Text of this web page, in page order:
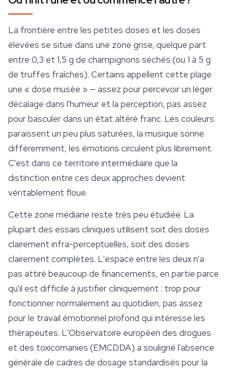
La frontière entre les petites doses et les doses
élevées se situe dans une zone grise, quelque part
entre 0,3 et 1,5 g de champignons séchés (ou 1 à 5 g
de truffes fraîches). Certains appellent cette plage
une « dose musée » — assez pour percevoir un léger
décalage dans l'humeur et la perception, pas assez
pour basculer dans un état altéré franc. Les couleurs
paraissent un peu plus saturées, la musique sonne
différemment, les émotions circulent plus librement.
C'est dans ce territoire intermédiaire que la
distinction entre ces deux approches devient
véritablement floue.
Cette zone médiane reste très peu étudiée. La
plupart des essais cliniques utilisent soit des doses
clairement infra-perceptuelles, soit des doses
clairement complètes. L'espace entre les deux n'a
pas attiré beaucoup de financements, en partie parce
qu'il est difficile à justifier cliniquement : trop pour
fonctionner normalement au quotidien, pas assez
pour le travail émotionnel profond qui intéresse les
thérapeutes. L'Observatoire européen des drogues
et des toxicomanies (EMCDDA) a souligné l'absence
générale de cadres de dosage standardisés pour la